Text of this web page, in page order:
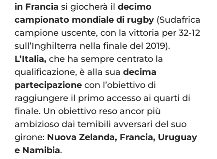
in Francia si giocherà il decimo
campionato mondiale di rugby (Sudafrica
campione uscente, con la vittoria per 32-12
sull’Inghilterra nella finale del 2019).
L’Italia, che ha sempre centrato la
qualificazione, è alla sua decima
partecipazione con l’obiettivo di
raggiungere il primo accesso ai quarti di
finale. Un obiettivo reso ancor più
ambizioso dai temibili avversari del suo
girone: Nuova Zelanda, Francia, Uruguay
e Namibia.